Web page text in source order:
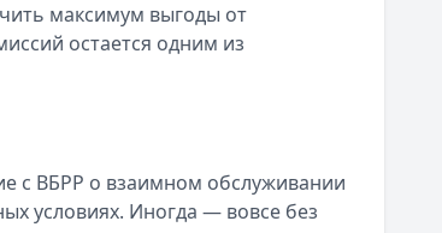
максимум выгоды от
остается одним из
с ВБРР о взаимном обслуживании
условиях. Иногда — вовсе без